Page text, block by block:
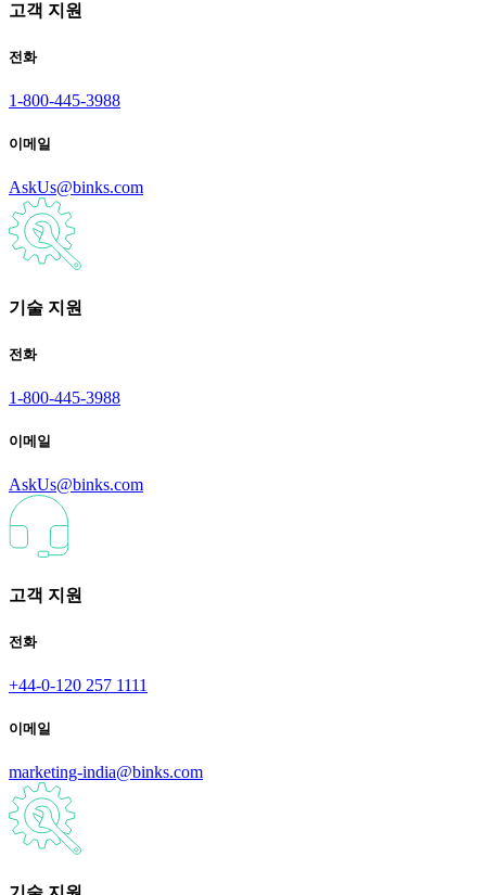
고객 지원
전화
1-800-445-3988
이메일
AskUs@binks.com
기술 지원
전화
1-800-445-3988
이메일
AskUs@binks.com
고객 지원
전화
+44-0-120 257 1111
이메일
marketing-india@binks.com